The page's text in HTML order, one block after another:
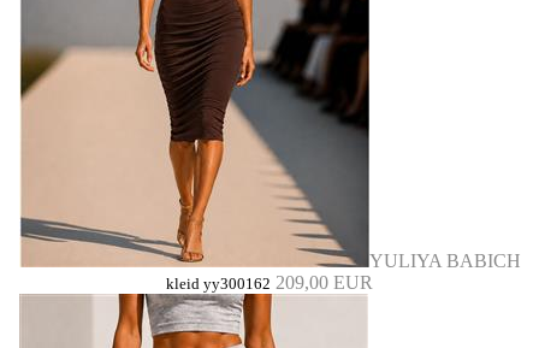
YULIYA BABICH
kleid yy300162 209,00 EUR